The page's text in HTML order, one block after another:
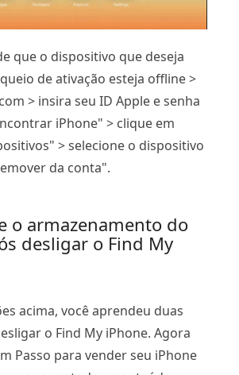
que o dispositivo que deseja
de ativação esteja offline >
> insira seu ID Apple e senha
iPhone" > clique em
> selecione o dispositivo
da conta".
o armazenamento do
desligar o Find My
acima, você aprendeu duas
o Find My iPhone. Agora
Passo para vender seu iPhone